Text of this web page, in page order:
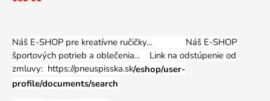
Náš E-SHOP pre kreatívne ručičky... Náš E-SHOP
športových potrieb a oblečenia... Link na odstúpenie od
zmluvy: https://pneuspisska.sk/eshop/user-
profile/documents/search